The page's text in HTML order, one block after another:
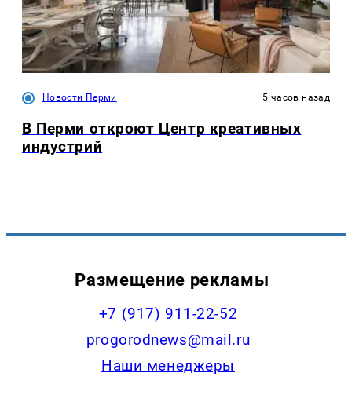
Новости Перми 5 часов назад
В Перми откроют Центр креативных
индустрий
Размещение рекламы
+7 (917) 911-22-52
progorodnews@mail.ru
Наши менеджеры